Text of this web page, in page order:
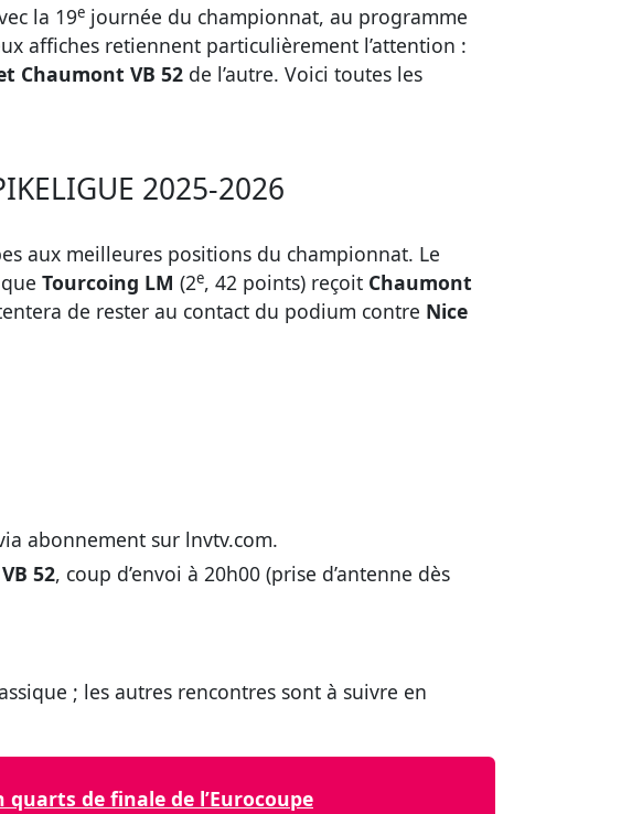
la 19e journée du championnat, au programme
affiches retiennent particulièrement l’attention :
Chaumont VB 52 de l’autre. Voici toutes les
2025-2026
aux meilleures positions du championnat. Le
Tourcoing LM (2e, 42 points) reçoit Chaumont
de rester au contact du podium contre Nice
abonnement sur lnvtv.com.
52, coup d’envoi à 20h00 (prise d’antenne dès
; les autres rencontres sont à suivre en
de finale de l’Eurocoupe